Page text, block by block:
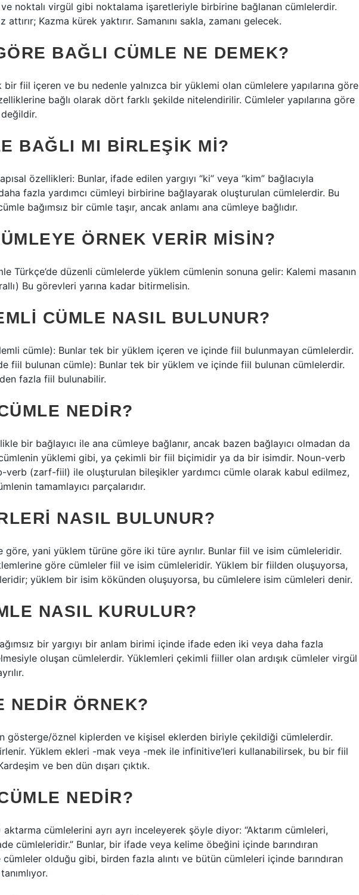
ve noktalı virgül gibi noktalama işaretleriyle birbirine bağlanan cümlelerdir.
Kazma kürek yaktırır. Samanını sakla, zamanı gelecek.
BAĞLI CÜMLE NE DEMEK?
bir fiil içeren ve bu nedenle yalnızca bir yüklemi olan cümlelere yapılarına göre
bağlı olarak dört farklı şekilde nitelendirilir. Cümleler yapılarına göre
BAĞLI MI BIRLEŞIK MI?
özellikleri: Bunlar, ifade edilen yargıyı “ki” veya “kim” bağlacıyla
fazla yardımcı cümleyi birbirine bağlayarak oluşturulan cümlelerdir. Bu
bağımsız bir cümle taşır, ancak anlamı ana cümleye bağlıdır.
ÖRNEK VERIR MISIN?
Türkçe’de düzenli cümlelerde yüklem cümlenin sonuna gelir: Kalemi masanın
Bu görevleri yarına kadar bitirmelisin.
CÜMLE NASIL BULUNUR?
cümle): Bunlar tek bir yüklem içeren ve içinde fiil bulunmayan cümlelerdir.
fiil bulunan cümle): Bunlar tek bir yüklem ve içinde fiil bulunan cümlelerdir.
fazla fiil bulunabilir.
NEDIR?
bir bağlayıcı ile ana cümleye bağlanır, ancak bazen bağlayıcı olmadan da
yüklemi gibi, ya çekimli bir fiil biçimidir ya da bir isimdir. Noun-verb
(zarf-fiil) ile oluşturulan bileşikler yardımcı cümle olarak kabul edilmez,
tamamlayıcı parçalarıdır.
NASIL BULUNUR?
göre, yani yüklem türüne göre iki türe ayrılır. Bunlar fiil ve isim cümleleridir.
göre cümleler fiil ve isim cümleleridir. Yüklem bir fiilden oluşuyorsa,
yüklem bir isim kökünden oluşuyorsa, bu cümlelere isim cümleleri denir.
NASIL KURULUR?
bir yargıyı bir anlam birimi içinde ifade eden iki veya daha fazla
oluşan cümlelerdir. Yüklemleri çekimli fiiller olan ardışık cümleler virgül
NEDIR ÖRNEK?
gösterge/öznel kiplerden ve kişisel eklerden biriyle çekildiği cümlelerdir.
Yüklem ekleri -mak veya -mek ile infinitive’leri kullanabilirsek, bu bir fiil
ve ben dün dışarı çıktık.
NEDIR?
aktarma cümlelerini ayrı ayrı inceleyerek şöyle diyor: “Aktarım cümleleri,
cümleleridir.” Bunlar, bir ifade veya kelime öbeğini içinde barındıran
olduğu gibi, birden fazla alıntı ve bütün cümleleri içinde barındıran